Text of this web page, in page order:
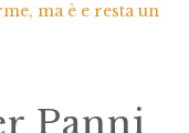
ma è e resta un
Panni